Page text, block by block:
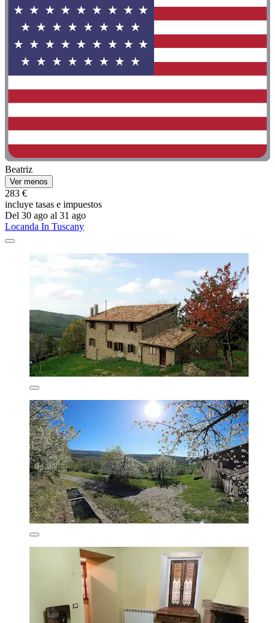
Beatriz
Ver menos
283 €
incluye tasas e impuestos
Del 30 ago al 31 ago
Locanda In Tuscany